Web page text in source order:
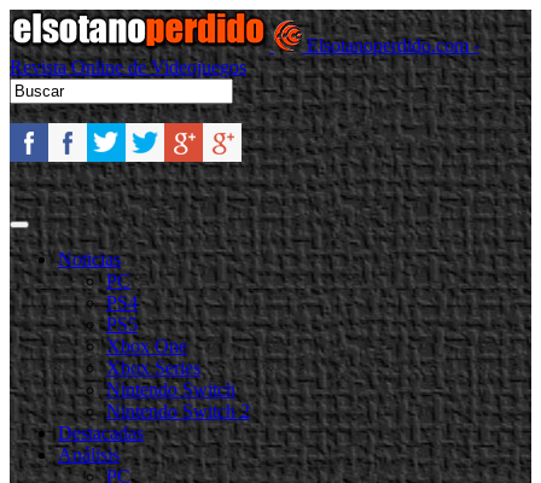
Elsotanoperdido.com -
Revista Online de Videojuegos
Noticias
PC
PS4
PS5
Xbox One
Xbox Series
Nintendo Switch
Nintendo Switch 2
Destacadas
Análisis
PC